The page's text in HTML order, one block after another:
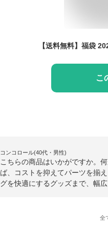
こ
コンコロール(40代・男性)
こちらの商品はいかがですか。
ば、コストを抑えてパーツを揃
グを快適にするグッズまで、幅
全